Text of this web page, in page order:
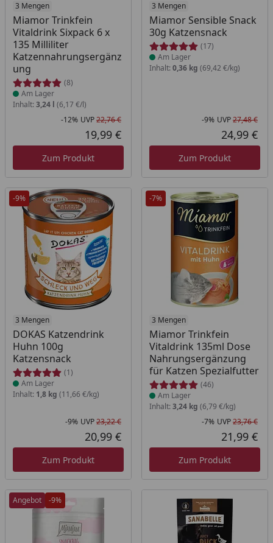
3 Mengen
Miamor Trinkfein
Vitaldrink Sixpack 6 x
135 Milliliter
Katzennahrungsergänz
ung
(8)
Produkt am Lager
Am Lager
Inhalt: 3,24 l (6,17 €/l)
Rabatt in Prozent
-12%
Ursprünglicher Preis
UVP22,76 €
Aktueller Preis
19,99 €
Zum Produkt
3 Mengen
Miamor Sensible Snack
30g Katzensnack
(17)
Produkt am Lager
Am Lager
Inhalt: 0,36 kg (69,42 €/kg)
-9% UVP27,48 €
24,99 €
Zum Produkt
-9%
3 Mengen
DOKAS Katzendrink
Huhn 100g
Katzensnack
(1)
Produkt am Lager
Am Lager
Inhalt: 1,8 kg (11,66 €/kg)
Rabatt in Prozent
-9%
Ursprünglicher Preis
UVP23,22 €
Aktueller Preis
20,99 €
Zum Produkt
-7%
3 Mengen
Miamor Trinkfein
Vitaldrink 135ml Dose
Nahrungsergänzung
für Katzen Spezialfutter
(46)
Produkt am Lager
Am Lager
Inhalt: 3,24 kg (6,79 €/kg)
-7% UVP23,76 €
21,99 €
Zum Produkt
Angebot -9%